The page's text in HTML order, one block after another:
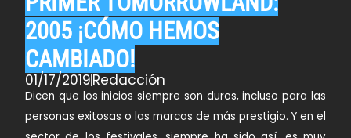
2005 ¡CÓMO HEMOS
CAMBIADO!
01/17/2019Redacción
Dicen que los inicios siempre son duros, incluso para las
personas exitosas o las marcas de más prestigio. Y en el